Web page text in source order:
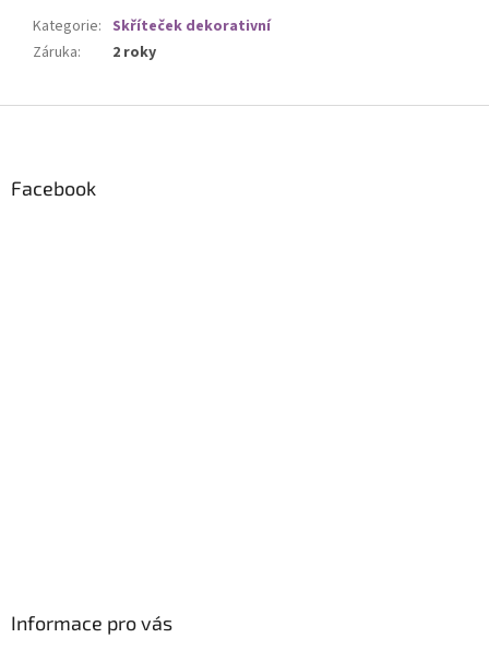
Kategorie: Skříteček dekorativní
Záruka: 2 roky
Facebook
Informace pro vás